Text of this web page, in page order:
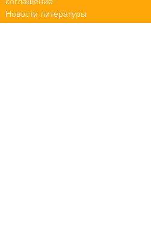
Новости литературы